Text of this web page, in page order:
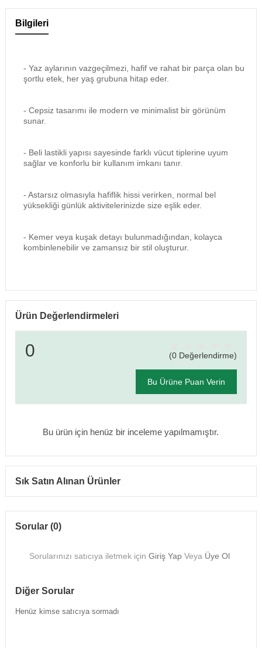
Bilgileri
- Yaz aylarının vazgeçilmezi, hafif ve rahat bir parça olan bu
şortlu etek, her yaş grubuna hitap eder.
- Cepsiz tasarımı ile modern ve minimalist bir görünüm
sunar.
- Beli lastikli yapısı sayesinde farklı vücut tiplerine uyum
sağlar ve konforlu bir kullanım imkanı tanır.
- Astarsız olmasıyla hafiflik hissi verirken, normal bel
yüksekliği günlük aktivitelerinizde size eşlik eder.
- Kemer veya kuşak detayı bulunmadığından, kolayca
kombinlenebilir ve zamansız bir stil oluşturur.
Ürün Değerlendirmeleri
0 (0 Değerlendirme)
Bu Ürüne Puan Verin
Bu ürün için henüz bir inceleme yapılmamıştır.
Sık Satın Alınan Ürünler
Sorular (0)
Sorularınızı satıcıya iletmek içinGiriş Yap Veya Üye Ol
Diğer Sorular
Henüz kimse satıcıya sormadı